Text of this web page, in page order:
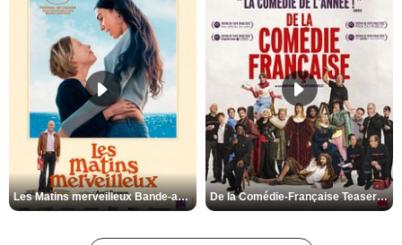
Les Matins merveilleux Bande-annonce VF De la Comédie-Française Teaser VF